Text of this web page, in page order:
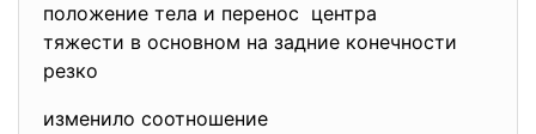
положение тела и перенос центра
тяжести в основном на задние конечности
резко
изменило соотношение